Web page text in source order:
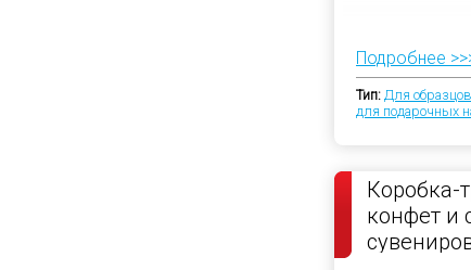
Подробнее
Тип: Для
для подарочных
Коробка-
конфет и